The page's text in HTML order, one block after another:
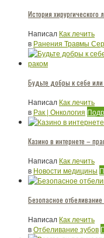
История
Написал Как лечить
в Ранения Травмы
Будьте добры к себе
Написал Как лечить
в Рак | Онкология
Казино в интернете –
Написал Как лечить
в Новости медицины
Безопасное отбеливание
Написал Как лечить
вОтбеливание зубов